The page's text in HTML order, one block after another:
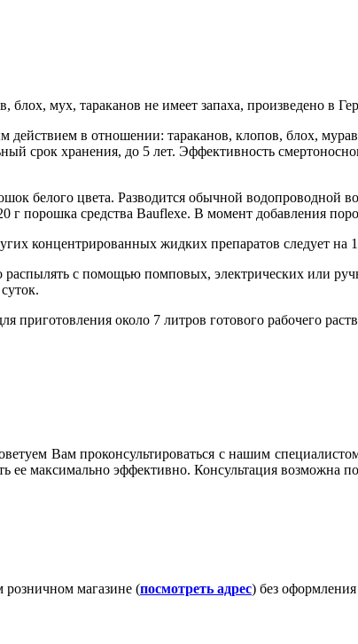
блох, мух, тараканов не имеет запаха, произведено в
действием в отношении: тараканов, клопов, блох,
срок хранения, до 5 лет. Эффективность
белого цвета. Разводится обычной водопроводной
г порошка средства Bauflexe. В момент добавления
концентрированных жидких препаратов следует на
с помощью помповых, электрических или
приготовления около 7 литров готового рабочего
Вам проконсультироваться с нашим
максимально эффективно. Консультация возможна
розничном магазине (посмотреть адрес) без